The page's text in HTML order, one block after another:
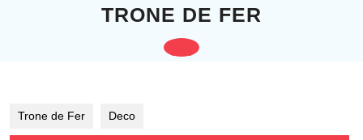
TRONE DE FER
Open
Trone de Fer Deco